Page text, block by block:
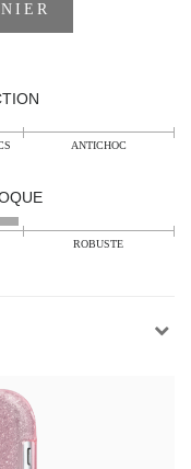
ANTICHOC
ROBUSTE